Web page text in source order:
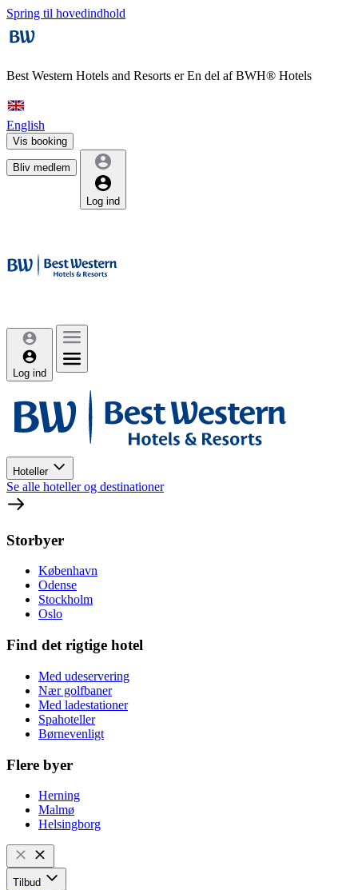
Spring til hovedindhold
Best Western Hotels and Resorts erEn del af BWH® Hotels
English
Vis booking
Bliv medlem
Log ind
Log ind
Hoteller
Se alle hoteller og destinationer
Storbyer
København
Odense
Stockholm
Oslo
Find det rigtige hotel
Med udeservering
Nær golfbaner
Med ladestationer
Spahoteller
Børnevenligt
Flere byer
Herning
Malmø
Helsingborg
Tilbud